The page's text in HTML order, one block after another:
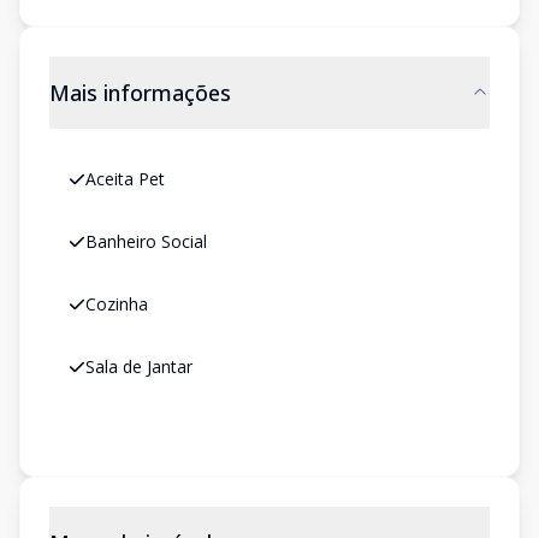
Mais informações
Aceita Pet
Banheiro Social
Cozinha
Sala de Jantar